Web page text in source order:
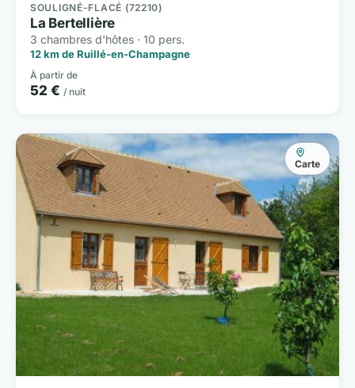
SOULIGNÉ-FLACÉ (72210)
La Bertellière
3 chambres d'hôtes · 10 pers.
12 km de Ruillé-en-Champagne
À partir de
52 € / nuit
Carte